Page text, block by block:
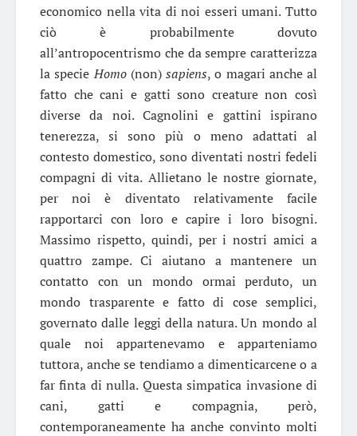
economico nella vita di noi esseri umani. Tutto
ciò è probabilmente dovuto
all’antropocentrismo che da sempre caratterizza
la specieHomo (non) sapiens, o magari anche al
fatto che cani e gatti sono creature non così
diverse da noi. Cagnolini e gattini ispirano
tenerezza, si sono più o meno adattati al
contesto domestico, sono diventati nostri fedeli
compagni di vita. Allietano le nostre giornate,
per noi è diventato relativamente facile
rapportarci con loro e capire i loro bisogni.
Massimo rispetto, quindi, per i nostri amici a
quattro zampe. Ci aiutano a mantenere un
contatto con un mondo ormai perduto, un
mondo trasparente e fatto di cose semplici,
governato dalle leggi della natura. Un mondo al
quale noi appartenevamo e apparteniamo
tuttora, anche se tendiamo a dimenticarcene o a
far finta di nulla. Questa simpatica invasione di
cani, gatti e compagnia, però,
contemporaneamente ha anche convinto molti